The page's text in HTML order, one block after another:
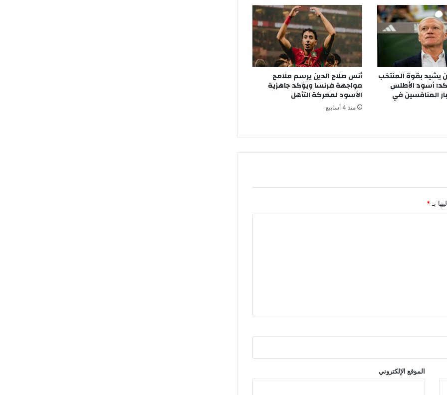
ن
ا
ر
ي
ف
ي
ج
س
د
ه
و
ة
يشيد بقوة المنتخب
أسود الأطلس
المنافسين في
أنس صلاح الدين يرسم ملامح
مواجهة فرنسا ويؤكد جاهزية
الأسود لمعركة التأهل
منذ 4 أسابيع
بـ *
الموقع الإلكتروني